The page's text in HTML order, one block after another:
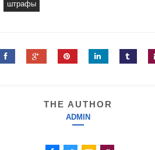
штрафы
THE AUTHOR
ADMIN